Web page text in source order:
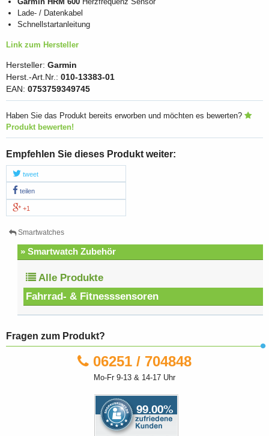
Lade- / Datenkabel
Schnellstartanleitung
Link zum Hersteller
Hersteller: Garmin
Herst.-Art.Nr.: 010-13383-01
EAN: 0753759349745
Haben Sie das Produkt bereits erworben und möchten es bewerten?
Produkt bewerten!
Empfehlen Sie dieses Produkt weiter:
tweet
teilen
+1
Smartwatches
» Smartwatch Zubehör
Alle Produkte
Fahrrad- & Fitnesssensoren
Fragen zum Produkt?
06251 / 704848
Mo-Fr 9-13 & 14-17 Uhr